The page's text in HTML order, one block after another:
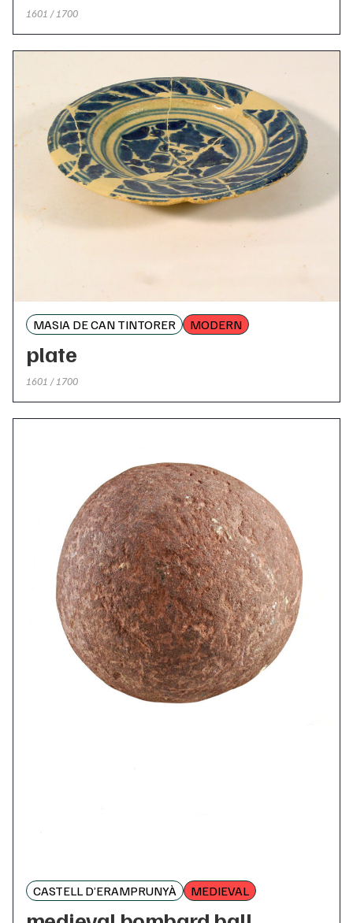
1601 / 1700
MASIA DE CAN TINTORER MODERN
plate
1601 / 1700
CASTELL D’ERAMPRUNYÀ MEDIEVAL